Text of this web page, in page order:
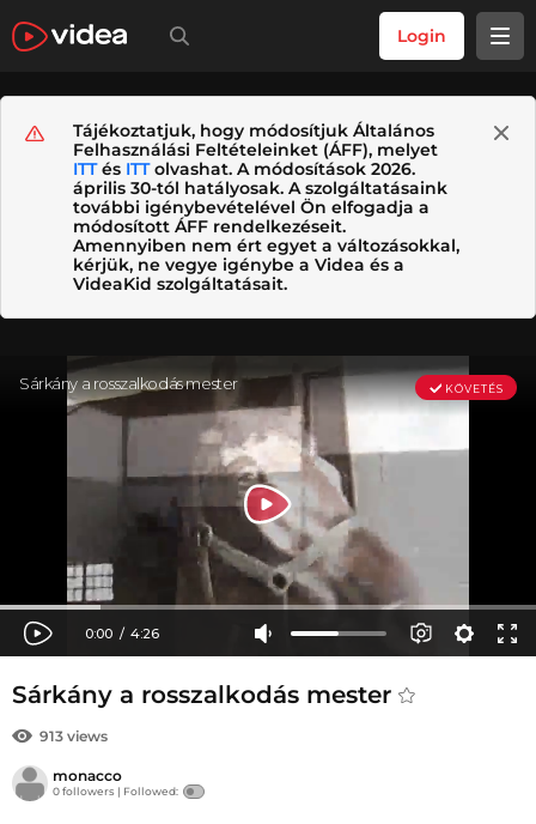
Login
Tájékoztatjuk, hogy módosítjuk Általános
Felhasználási Feltételeinket (ÁFF), melyet
ITTés ITTolvashat. A módosítások 2026.
április 30-tól hatályosak. A szolgáltatásaink
további igénybevételével Ön elfogadja a
módosított ÁFF rendelkezéseit.
Amennyiben nem ért egyet a változásokkal,
kérjük, ne vegye igénybe a Videa és a
VideaKid szolgáltatásait.
Sárkány a rosszalkodás mester
913 views
monacco
0 followers | Followed: